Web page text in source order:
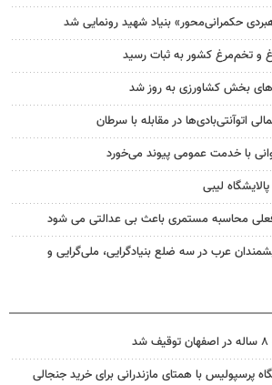
حکمرانی‌محور» بنیاد شهید رونمایی شد
و تخم‌مرغ کشور به ثبات رسید
بخش کشاورزی به‌ روز شد
اتوآنتی‌بادی‌ها در مقابله با سرطان
با خدمت عمومی پیوند می‌خورد
لیبی
محاسبه مستمری باعث بی عدالتی می شود
عرب در سه ضلع بنیادگرایی، ملی‌گرایی و
پرسپولیس با همتای مازندرانی برای خرید جنجالی